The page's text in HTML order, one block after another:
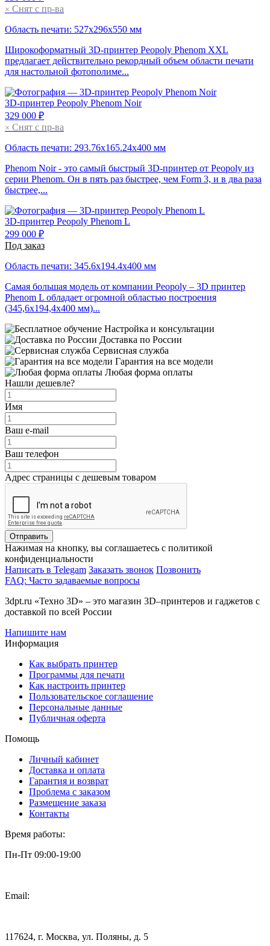
× Снят с пр-ва
Область печати: 527х296х550 мм
Широкоформатный 3D-принтер Peopoly Phenom XXL
предлагает действительно рекордный объем области печати
для настольной фотополиме...
3D-принтер Peopoly Phenom Noir
329 000 ₽
× Снят с пр-ва
Область печати: 293.76х165.24х400 мм
Phenom Noir - это самый быстрый 3D-принтер от Peopoly из
серии Phenom. Он в пять раз быстрее, чем Form 3, и в два раза
быстрее,...
3D-принтер Peopoly Phenom L
299 000 ₽
Под заказ
Область печати: 345.6х194.4х400 мм
Самая большая модель от компании Peopoly – 3D принтер
Phenom L обладает огромной областью построения
(345,6х194,4х400 мм)...
Настройка и консультации
Доставка по России
Сервисная служба
Гарантия на все модели
Любая форма оплаты
Нашли дешевле?
Имя
Ваш e-mail
Ваш телефон
Адрес страницы с дешевым товаром
Отправить
Нажимая на кнопку, вы соглашаетесь с политикой
конфиденциальности
Написать в Telegam Заказать звонок Позвонить
FAQ: Часто задаваемые вопросы
3dpt.ru «Техно 3D» – это магазин 3D–принтеров и гаджетов с
доставкой по всей России
Напишите нам
Информация
Как выбрать принтер
Программы для печати
Как настроить принтер
Пользовательское соглашение
Персональные данные
Публичная оферта
Помощь
Личный кабинет
Доставка и оплата
Гарантия и возврат
Проблема с заказом
Размещение заказа
Контакты
Время работы:
Пн-Пт 09:00-19:00
Email:
117624, г. Москва, ул. Поляны, д. 5